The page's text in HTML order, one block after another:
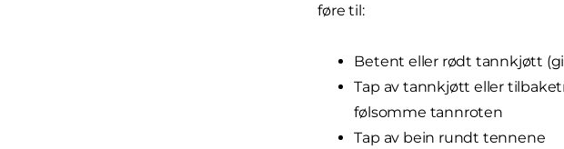
føre til:
Betent eller rødt tannkjøtt
Tap av tannkjøtt eller
følsomme tannroten
Tap av bein rundt tennene